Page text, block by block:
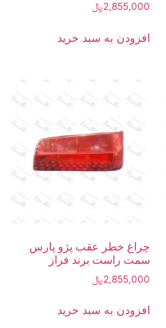
2,855,000﷼
افزودن به سبد خرید
چراغ خطر عقب پژو پارس
سمت راست برند فراز
2,855,000﷼
افزودن به سبد خرید